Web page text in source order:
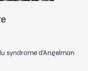
syndrome d'Angelman